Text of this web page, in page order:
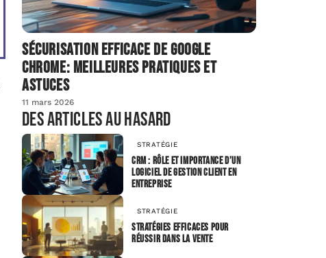
Sécurisation efficace de Google
Chrome: meilleures pratiques et
astuces
11 mars 2026
Des articles au hasard
STRATÉGIE
CRM : rôle et importance d’un
logiciel de gestion client en
entreprise
STRATÉGIE
Stratégies efficaces pour
réussir dans la vente